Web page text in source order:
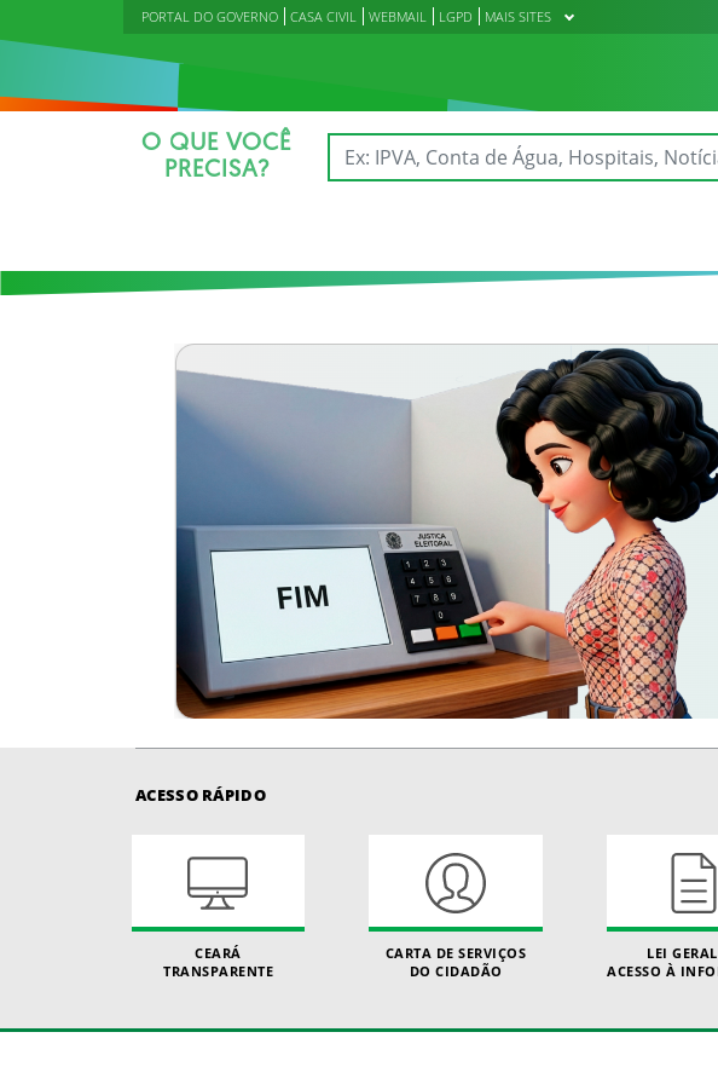
PORTAL DO GOVERNO CASA CIVIL WEBMAIL LGPD MAIS SITES
O QUE VOCÊ
PRECISA?
ACESSO RÁPIDO
CEARÁ
TRANSPARENTE
CARTA DE SERVIÇOS
DO CIDADÃO
LEI
ACESSO À